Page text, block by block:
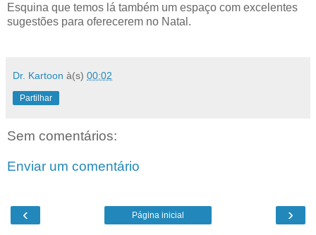
Esquina que temos lá também um espaço com excelentes
sugestões para oferecerem no Natal.
Dr. Kartoon à(s) 00:02
Partilhar
Sem comentários:
Enviar um comentário
‹ ›
Página inicial